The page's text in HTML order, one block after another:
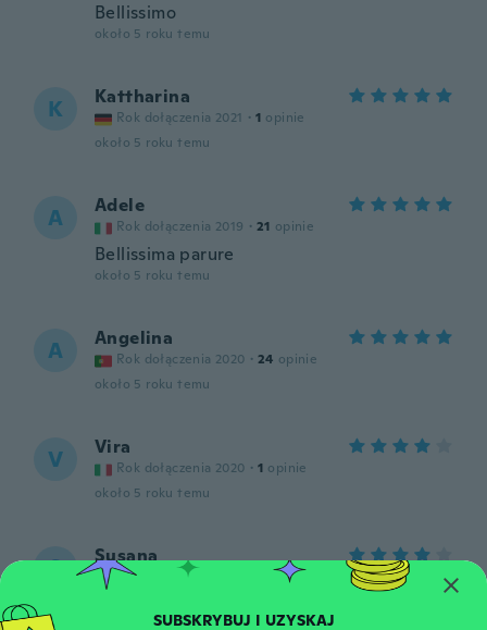
Bellissimo
około 5 roku temu
K Kattharina
Rok dołączenia 2021 · 1 opinie
około 5 roku temu
A Adele
Rok dołączenia 2019 · 21 opinie
Bellissima parure
około 5 roku temu
A Angelina
Rok dołączenia 2020 · 24 opinie
około 5 roku temu
V Vira
Rok dołączenia 2020 · 1 opinie
około 5 roku temu
S Susana
Rok dołączenia 2016 opinie
około 5 roku temu